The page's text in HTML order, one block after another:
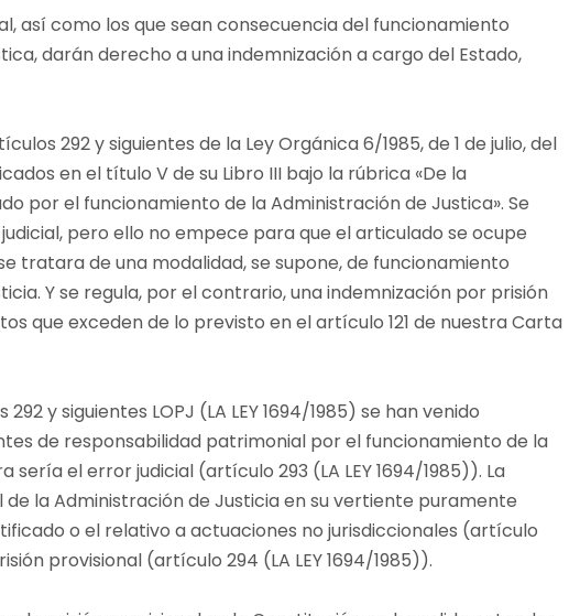
así como los que sean consecuencia del funcionamiento
darán derecho a una indemnización a cargo del Estado,
292 y siguientes de la Ley Orgánica 6/1985, de 1 de julio, del
en el título V de su Libro III bajo la rúbrica «De la
por el funcionamiento de la Administración de Justica». Se
pero ello no empece para que el articulado se ocupe
tratara de una modalidad, se supone, de funcionamiento
Y se regula, por el contrario, una indemnización por prisión
que exceden de lo previsto en el artículo 121 de nuestra Carta
y siguientes LOPJ (LA LEY 1694/1985) se han venido
de responsabilidad patrimonial por el funcionamiento de la
sería el error judicial (artículo 293 (LA LEY 1694/1985)). La
la Administración de Justicia en su vertiente puramente
o el relativo a actuaciones no jurisdiccionales (artículo
provisional (artículo 294 (LA LEY 1694/1985)).